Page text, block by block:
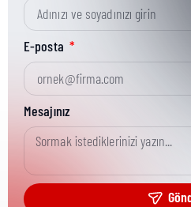
Kısa Parça No:
Ürün Grubu:
Ürün Kategorisi:
E-posta
Mesajınız